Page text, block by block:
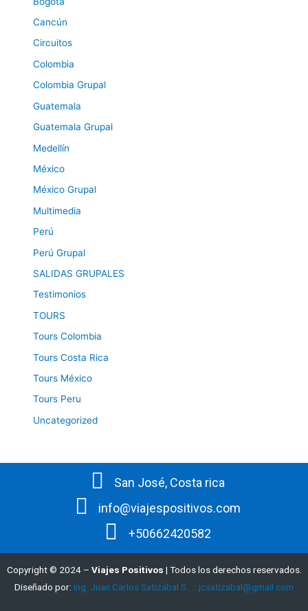
Cancún
Circuitos
Colombia
Colombia Grupal
Guatemala
Guatemala Grupal
Medellín
México
México Grupal
Multimedia
Perú
Perú Grupal
SALIDAS GRUPALES
Testimonios
TOURS
Tours Colombia
Tours Costa Rica
Tours México
Tours Peru
Uncategorized
San José, Costa rica
info@viajespositivos.com
+50662420582
Copyright © 2024 – Viajes Positivos | Todos los derechos reservados.
Diseñado por: Ing. Juan Carlos Satizábal S.. :: jcsatizabal@gmail.com